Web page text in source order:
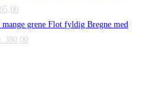
var:
er:
aktuelle
pris
Flot fyldig Bregne med
380,00